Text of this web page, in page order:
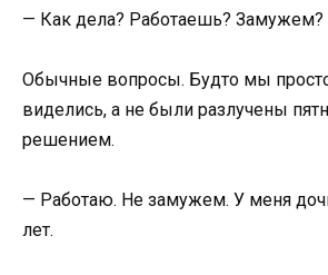
— Как дела? Работаешь? Замужем?
Обычные вопросы. Будто мы
виделись, а не были разлучены
решением.
— Работаю. Не замужем. У меня
лет.